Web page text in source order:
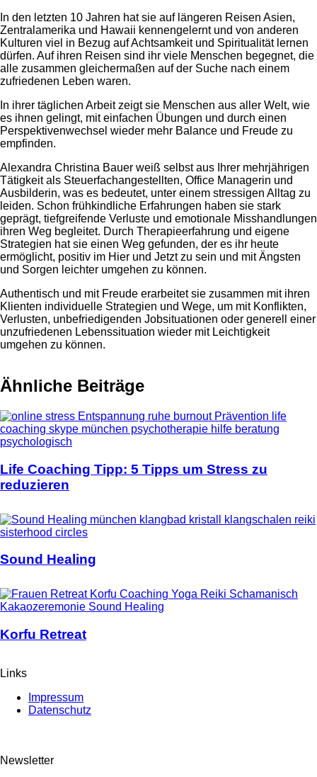
In den letzten 10 Jahren hat sie auf längeren Reisen Asien,
Zentralamerika und Hawaii kennengelernt und von anderen
Kulturen viel in Bezug auf Achtsamkeit und Spiritualität lernen
dürfen. Auf ihren Reisen sind ihr viele Menschen begegnet, die
alle zusammen gleichermaßen auf der Suche nach einem
zufriedenen Leben waren.
In ihrer täglichen Arbeit zeigt sie Menschen aus aller Welt, wie
es ihnen gelingt, mit einfachen Übungen und durch einen
Perspektivenwechsel wieder mehr Balance und Freude zu
empfinden.
Alexandra Christina Bauer weiß selbst aus Ihrer mehrjährigen
Tätigkeit als Steuerfachangestellten, Office Managerin und
Ausbilderin, was es bedeutet, unter einem stressigen Alltag zu
leiden. Schon frühkindliche Erfahrungen haben sie stark
geprägt, tiefgreifende Verluste und emotionale Misshandlungen
ihren Weg begleitet. Durch Therapieerfahrung und eigene
Strategien hat sie einen Weg gefunden, der es ihr heute
ermöglicht, positiv im Hier und Jetzt zu sein und mit Ängsten
und Sorgen leichter umgehen zu können.
Authentisch und mit Freude erarbeitet sie zusammen mit ihren
Klienten individuelle Strategien und Wege, um mit Konflikten,
Verlusten, unbefriedigenden Jobsituationen oder generell einer
unzufriedenen Lebenssituation wieder mit Leichtigkeit
umgehen zu können.
Ähnliche Beiträge
Life Coaching Tipp: 5 Tipps um Stress zu
reduzieren
Sound Healing
Korfu Retreat
Links
Impressum
Datenschutz
Newsletter